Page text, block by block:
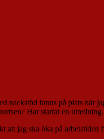
nackstöd fanns på plats när
Har startat en utredning.
att jag ska öka på